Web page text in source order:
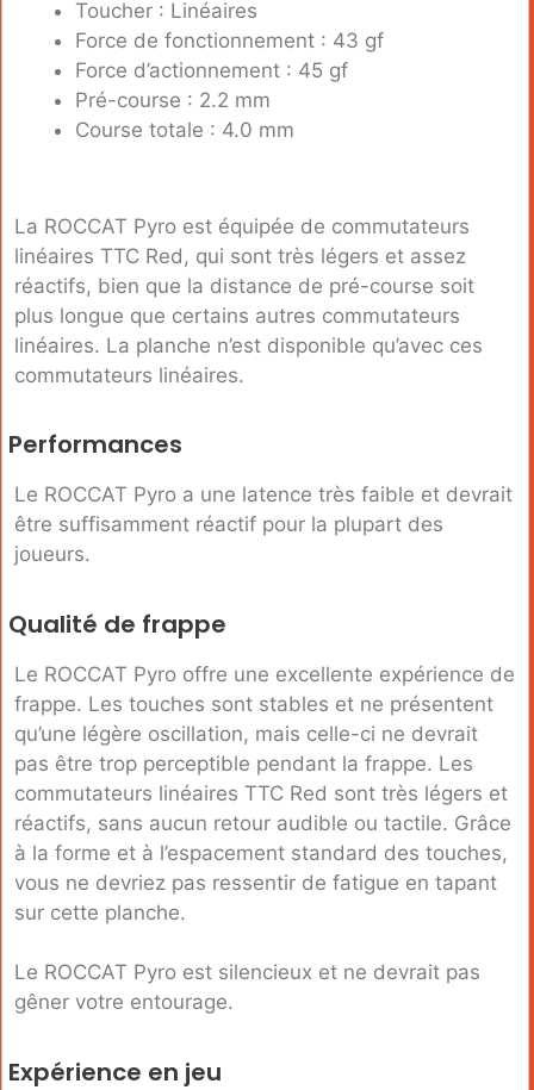
Toucher : Linéaires
Force de fonctionnement : 43 gf
Force d’actionnement : 45 gf
Pré-course : 2.2 mm
Course totale : 4.0 mm
La ROCCAT Pyro est équipée de commutateurs
linéaires TTC Red, qui sont très légers et assez
réactifs, bien que la distance de pré-course soit
plus longue que certains autres commutateurs
linéaires. La planche n’est disponible qu’avec ces
commutateurs linéaires.
Performances
Le ROCCAT Pyro a une latence très faible et devrait
être suffisamment réactif pour la plupart des
joueurs.
Qualité de frappe
Le ROCCAT Pyro offre une excellente expérience de
frappe. Les touches sont stables et ne présentent
qu’une légère oscillation, mais celle-ci ne devrait
pas être trop perceptible pendant la frappe. Les
commutateurs linéaires TTC Red sont très légers et
réactifs, sans aucun retour audible ou tactile. Grâce
à la forme et à l’espacement standard des touches,
vous ne devriez pas ressentir de fatigue en tapant
sur cette planche.
Le ROCCAT Pyro est silencieux et ne devrait pas
gêner votre entourage.
Expérience en jeu